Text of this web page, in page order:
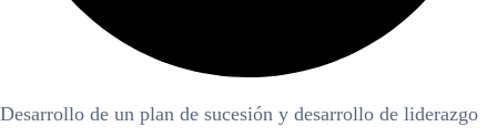
Desarrollo de un plan de sucesión y desarrollo de liderazgo